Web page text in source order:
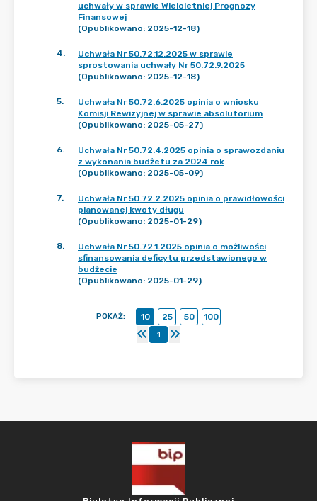
uchwały w sprawie Wieloletniej Prognozy
Finansowej
(Opublikowano: 2025-12-18)
4.
Uchwała Nr 50.72.12.2025 w sprawie
sprostowania uchwały Nr 50.72.9.2025
(Opublikowano: 2025-12-18)
5.
Uchwała Nr 50.72.6.2025 opinia o wniosku
Komisji Rewizyjnej w sprawie absolutorium
(Opublikowano: 2025-05-27)
6.
Uchwała Nr 50.72.4.2025 opinia o sprawozdaniu
z wykonania budżetu za 2024 rok
(Opublikowano: 2025-05-09)
7.
Uchwała Nr 50.72.2.2025 opinia o prawidłowości
planowanej kwoty długu
(Opublikowano: 2025-01-29)
8.
Uchwała Nr 50.72.1.2025 opinia o możliwości
sfinansowania deficytu przedstawionego w
budżecie
(Opublikowano: 2025-01-29)
POKAŻ: 10 25 50
100
1